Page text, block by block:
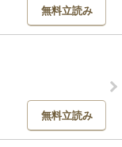
無料立読み
無料立読み